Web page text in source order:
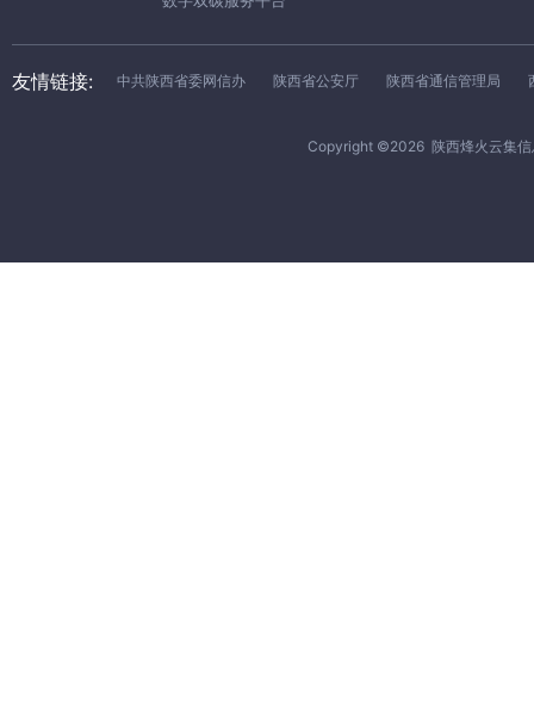
友情链接: 中共陕西省委网信办 陕西省公安厅 陕西省通信管理局
Copyright ©2026 陕西烽火云集